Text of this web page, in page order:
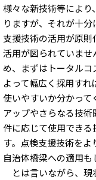
様々な新技術等によ
りますが、それが十
支援技術の活用が原
活用が図られていま
め、まずはトータル
よって幅広く採用す
使いやすいか分かって
アップやさらなる技
件に応じて使用でき
す。点検支援技術をよ
自治体橋梁への適用も
とは言いながら、現